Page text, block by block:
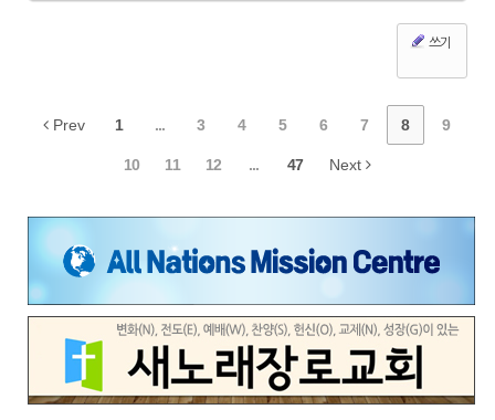
쓰기
Prev 1 ... 3 4 5 6 7 8 9
10 11 12 ... 47 Next